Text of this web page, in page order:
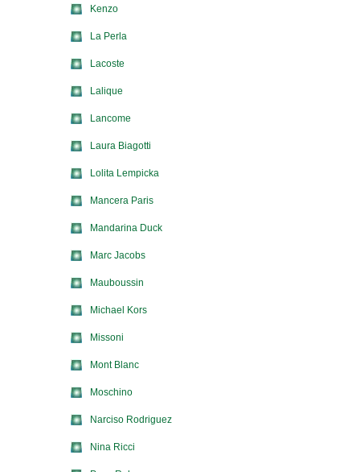
Kenzo
La Perla
Lacoste
Lalique
Lancome
Laura Biagotti
Lolita Lempicka
Mancera Paris
Mandarina Duck
Marc Jacobs
Mauboussin
Michael Kors
Missoni
Mont Blanc
Moschino
Narciso Rodriguez
Nina Ricci